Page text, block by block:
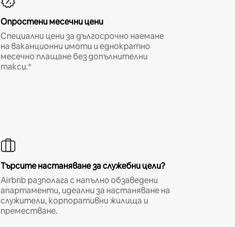
Опростени месечни цени
Специални цени за дългосрочно наемане
на ваканционни имоти и еднократно
месечно плащане без допълнителни
такси.*
Търсите настаняване за служебни цели?
Airbnb разполага с напълно обзаведени
апартаменти, идеални за настаняване на
служители, корпоративни жилища и
преместване.